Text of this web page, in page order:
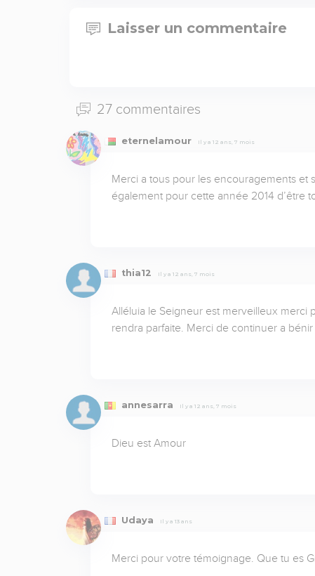
Laisser un commentaire
27 commentaires
eternelamour Il y a 12 ans, 7 mois
Merci a tous pour les encouragements
également pour cette année 2014 d’être
thia12 Il y a 12 ans, 7 mois
Alléluia le Seigneur est merveilleux merci
rendra parfaite. Merci de continuer a
annesarra Il y a 12 ans, 7 mois
Dieu est Amour
Udaya Il y a 13 ans
Merci pour votre témoignage. Que tu es